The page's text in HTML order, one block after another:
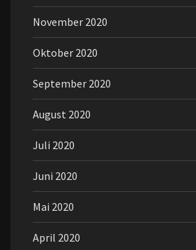
November 2020
Oktober 2020
September 2020
August 2020
Juli 2020
Juni 2020
Mai 2020
April 2020